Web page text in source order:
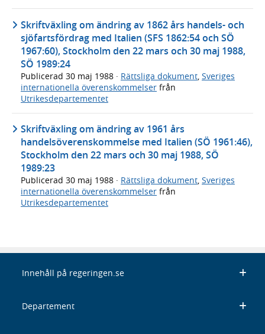
Skriftväxling om ändring av 1862 års handels- och
sjöfartsfördrag med Italien (SFS 1862:54 och SÖ
1967:60), Stockholm den 22 mars och 30 maj 1988,
SÖ 1989:24
Publicerad 30 maj 1988 · Rättsliga dokument Sveriges
internationella överenskommelser från
Utrikesdepartementet
Skriftväxling om ändring av 1961 års
handelsöverenskommelse med Italien (SÖ 1961:46),
Stockholm den 22 mars och 30 maj 1988, SÖ
1989:23
Publicerad 30 maj 1988 · Rättsliga dokument, Sveriges
internationella överenskommelser från
Utrikesdepartementet
Innehåll på regeringen.se
Departement